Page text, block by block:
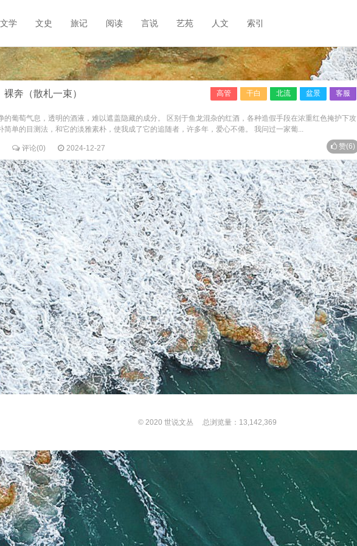
文学 文史 旅记 阅读 言说 艺苑 人文 索引
高管 干白 北流 盆景 客服
裸奔（散札一束）
的葡萄气息，透明的酒液，难以遮盖隐藏的成分。 区别于鱼龙混杂的红酒，各种造假手段在浓重红色掩护下攻
简单的目测法，和它的淡雅素朴，使我成了它的追随者，许多年，爱心不倦。 我问过一家葡...
评论(0) 2024-12-27 赞(6)
© 2020 世说文丛 总浏览量：13,142,369